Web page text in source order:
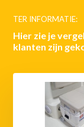
TER INFORMATIE:
Hier zie je
klanten zijn